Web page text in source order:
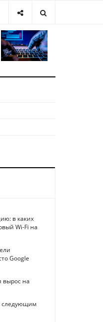
в каких
Wi-Fi на
Google
вырос на
следующим